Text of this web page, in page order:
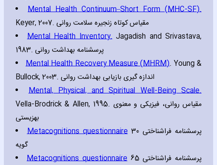
Mental Health Continuum–Short Form (MHC-SF).
Keyer‚ 2007. مقیاس کوتاه زنجیره سلامت روانی
Mental Health Inventory.Jagadish and Srivastava‚
1983. پرسشنامه بهداشت روانی
Mental Health Recovery Measure (MHRM). Young &
Bullock‚ 2003. اندازه گیری بازیابی بهداشت روانی
Mental‚ Physical‚ and Spiritual Well-Being Scale.
Vella-Brodrick & Allen‚ 1995. مقیاس روانی، فیزیکی و معنوی
بهزیستی
Metacognitions questionnaireپرسشنامه فراشناختی 30
گویه
Metacognitions questionnaireپرسشنامه فراشناختی 65